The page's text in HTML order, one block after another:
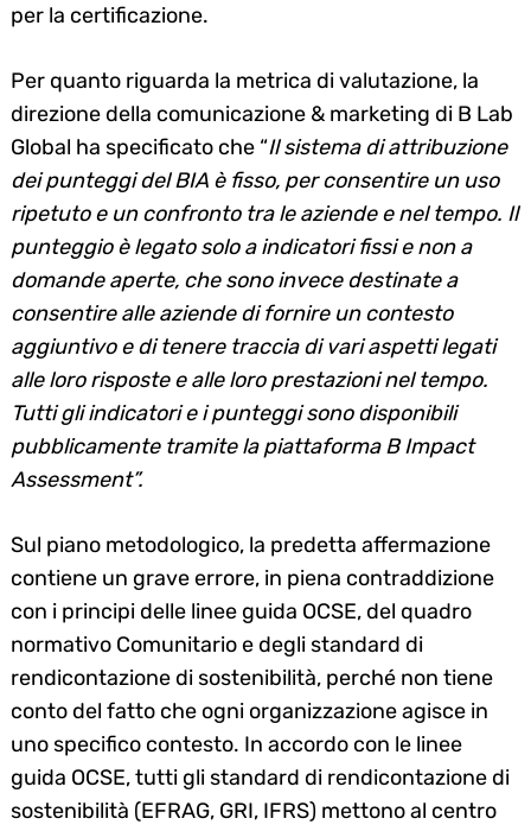
per la certificazione.
Per quanto riguarda la metrica di valutazione, la
direzione della comunicazione & marketing di B Lab
Global ha specificato che “Il sistema di attribuzione
dei punteggi del BIA è fisso, per consentire un uso
ripetuto e un confronto tra le aziende e nel tempo. Il
punteggio è legato solo a indicatori fissi e non a
domande aperte, che sono invece destinate a
consentire alle aziende di fornire un contesto
aggiuntivo e di tenere traccia di vari aspetti legati
alle loro risposte e alle loro prestazioni nel tempo.
Tutti gli indicatori e i punteggi sono disponibili
pubblicamente tramite la piattaforma B Impact
Assessment”.
Sul piano metodologico, la predetta affermazione
contiene un grave errore, in piena contraddizione
con i principi delle linee guida OCSE, del quadro
normativo Comunitario e degli standard di
rendicontazione di sostenibilità, perché non tiene
conto del fatto che ogni organizzazione agisce in
uno specifico contesto. In accordo con le linee
guida OCSE, tutti gli standard di rendicontazione di
sostenibilità (EFRAG, GRI, IFRS) mettono al centro